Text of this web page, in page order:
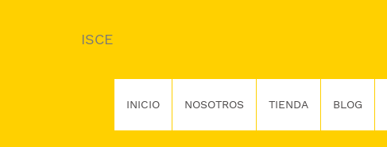
ISCE
INICIO NOSOTROS TIENDA BLOG